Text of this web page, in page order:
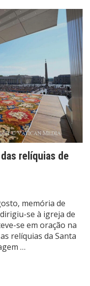
relíquias de
memória de
se à igreja de
se em oração na
relíquias da Santa
…